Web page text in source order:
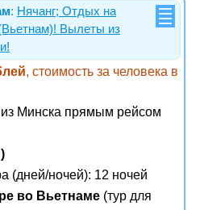
: Нячанг; Отдых на
Вылеты из
, стоимость за человека в
Минска прямым рейсом
(дней/ночей): 12 ночей
во Вьетнаме (тур для